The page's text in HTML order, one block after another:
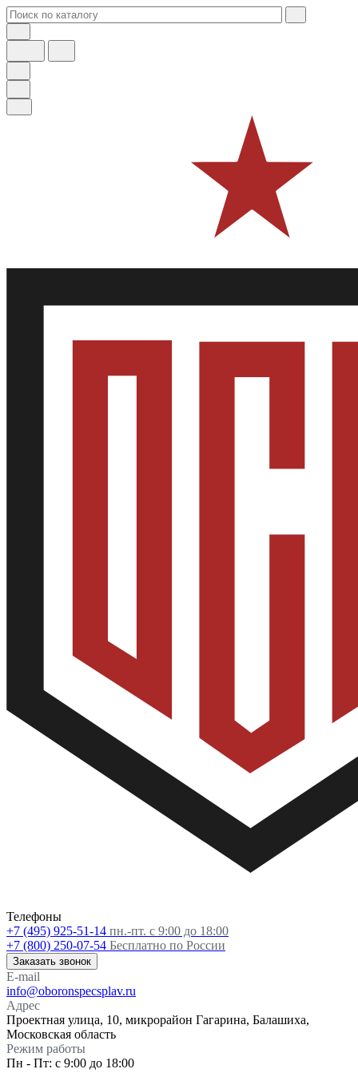
Телефоны
+7 (495) 925-51-14 пн.-пт. с 9:00 до 18:00
+7 (800) 250-07-54 Бесплатно по России
Заказать звонок
E-mail
info@oboronspecsplav.ru
Адрес
Проектная улица, 10, микрорайон Гагарина, Балашиха,
Московская область
Режим работы
Пн - Пт: с 9:00 до 18:00